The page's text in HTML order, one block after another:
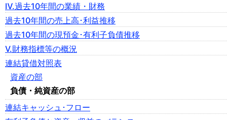
Ⅳ.過去10年間の業績・財務
過去10年間の売上高･利益推移
過去10年間の現預金･有利子負債推移
Ⅴ.財務指標等の概況
連結貸借対照表
資産の部
負債・純資産の部
連結キャッシュ･フロー